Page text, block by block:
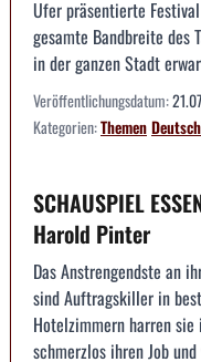
Ufer präsentierte
gesamte Bandbreite des
in der ganzen Stadt
Veröffentlichungsdatum:
Kategorien:Themen
SCHAUSPIEL
Harold Pinter
Das Anstrengendste an
sind Auftragskiller in
Hotelzimmern harren
schmerzlos ihren Job